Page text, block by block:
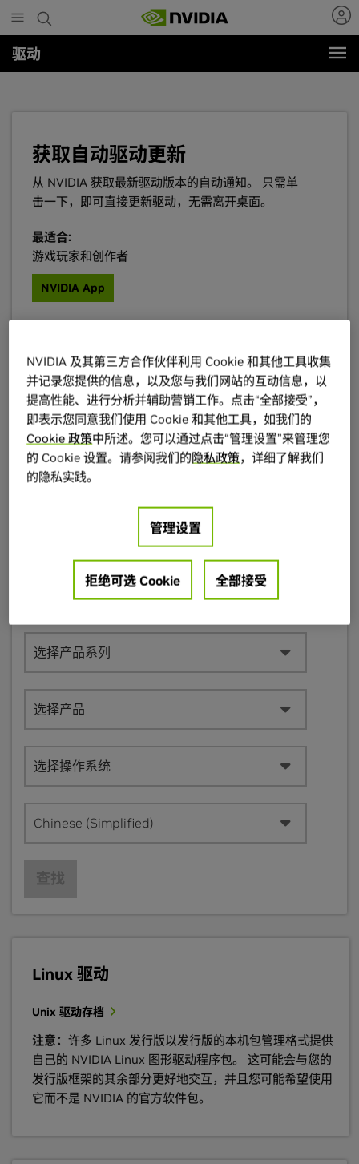
to
main
content
驱动
获取自动驱动更新
从 NVIDIA 获取最新驱动版本的自动通知。 只需单
击一下，即可直接更新驱动，无需离开桌面。
最适合:
游戏玩家和创作者
NVIDIA App
NVIDIA RTX Experience
手动驱动搜索
选择产品类别
选择产品系列
选择产品
选择操作系统
Chinese (Simplified)
查找
Linux 驱动
Unix 驱动存档
注意： 许多 Linux 发行版以发行版的本机包管理格式提供
自己的 NVIDIA Linux 图形驱动程序包。 这可能会与您的
发行版框架的其余部分更好地交互，并且您可能希望使用
它而不是 NVIDIA 的官方软件包。
NVIDIA 及其第三方合作伙伴利用 Cookie 和其他工具收集
并记录您提供的信息，以及您与我们网站的互动信息，以
提高性能、进行分析并辅助营销工作。点击“全部接受”，
即表示您同意我们使用 Cookie 和其他工具，如我们的
Cookie 政策中所述。您可以通过点击“管理设置”来管理您
的 Cookie 设置。请参阅我们的隐私政策，详细了解我们
的隐私实践。
管理设置
拒绝可选 Cookie 全部接受